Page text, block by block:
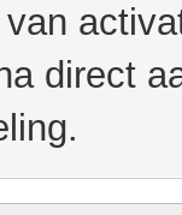
direct